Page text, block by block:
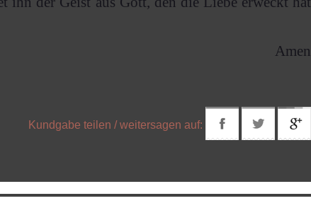
Amen
Kundgabe teilen / weitersagen auf: